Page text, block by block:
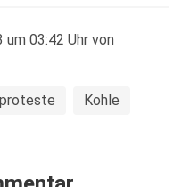
03:42 Uhr von
Kohle